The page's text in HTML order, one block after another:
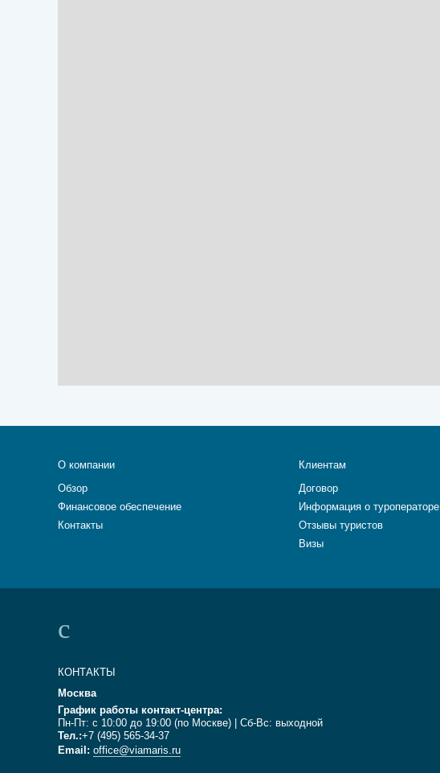
О компании
Обзор
Финансовое обеспечение
Контакты
Клиентам
Договор
Информация о туроператоре
Отзывы туристов
Визы
КОНТАКТЫ
Москва
График работы контакт-центра:
Пн-Пт: с 10:00 до 19:00 (по Москве) | Сб-Вс: выходной
Тел.:+7 (495) 565-34-37
Email: office@viamaris.ru